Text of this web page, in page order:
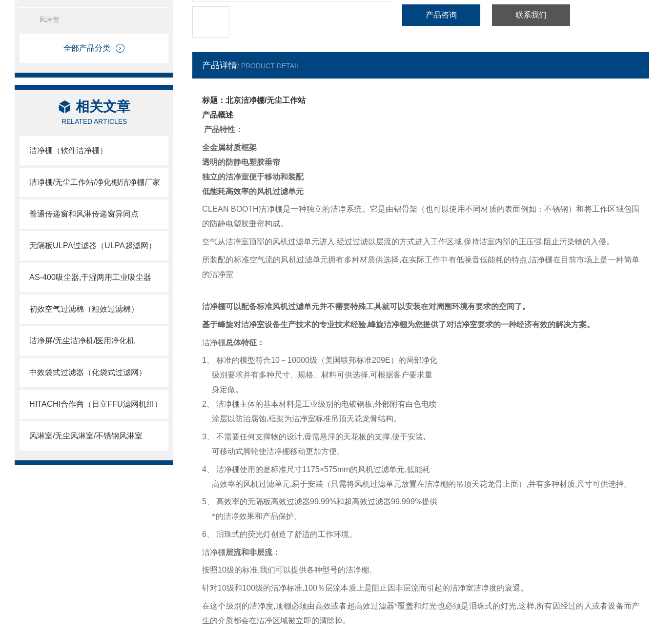
风淋室
全部产品分类
相关文章
RELATED ARTICLES
洁净棚（软件洁净棚）
洁净棚/无尘工作站/净化棚/洁净棚厂家
普通传递窗和风淋传递窗异同点
无隔板ULPA过滤器（ULPA超滤网）
AS-400吸尘器,干湿两用工业吸尘器
初效空气过滤棉（粗效过滤棉）
洁净屏/无尘洁净机/医用净化机
中效袋式过滤器（化袋式过滤网）
HITACHI合作商（日立FFU滤网机组）
风淋室/无尘风淋室/不锈钢风淋室
产品咨询 联系我们
产品详情/ PRODUCT DETAIL
标题：北京洁净棚/无尘工作站
产品概述
产品特性：
全金属材质框架
透明的防静电塑胶垂帘
独立的洁净室便于移动和装配
低能耗高效率的风机过滤单元
CLEAN BOOTH洁净棚是一种独立的洁净系统。它是由铝骨架（也可以使用不同材质的表面例如：不锈钢）和将工作区域包围
的防静电塑胶垂帘构成。
空气从洁净室顶部的风机过滤单元进入 ,经过过滤以层流的方式进入工作区域,保持洁室内部的正压强,阻止污染物的入侵。
所装配的标准空气流的风机过滤单元拥有多种材质供选择,在实际工作中有低噪音低能耗的特点,洁净棚在目前市场上是一种简单
的洁净室
洁净棚可以配备标准风机过滤单元并不需要特殊工具就可以安装在对周围环境有要求的空间了。
基于峰旋对洁净室设备生产技术的专业技术经验,峰旋洁净棚为您提供了对洁净室要求的一种经济有效的解决方案。
洁净棚总体特征：
1 、 标准的模型符合10 － 10000级（美国联邦标准209E）的局部净化
级别要求并有多种尺寸、规格、材料可供选择,可根据客户要求量
身定做。
2
洁净棚主体的基本材料是工业级别的电镀钢板,外部附有白色电喷
涂层以防治腐蚀,框架为洁净室标准吊顶天花龙骨结构。
3 、 不需要任何支撑物的设计,毋需悬浮的天花板的支撑,便于安装,
可移动式脚轮使洁净棚移动更加方便。
4 洁净棚使用的是标准尺寸1175×575mm的风机过滤单元,低能耗
高效率的风机过滤单元,易于安装（只需将风机过滤单元放置在洁净棚的吊顶天花龙骨上面） ,并有多种材质,尺寸可供选择。
5 、 高效率的无隔板高效过滤器99.99%和超高效过滤器99.999%提供
*的洁净效果和产品保护。
6 、 泪珠式的荧光灯创造了舒适的工作环境。
洁净棚 层流和非层流：
按照10级的标准,我们可以提供各种型号的洁净棚 。
针对10级和100级的洁净标准,100％层流本质上是阻止因非层流而引起的洁净室洁净度的衰退。
在这个级别的洁净度,顶棚必须由高效或者超高效过滤器*覆盖和灯光也必须是泪珠式的灯光,这样,所有因经过的人或者设备而产
生的介质都会在洁净区域被立即的清除掉。